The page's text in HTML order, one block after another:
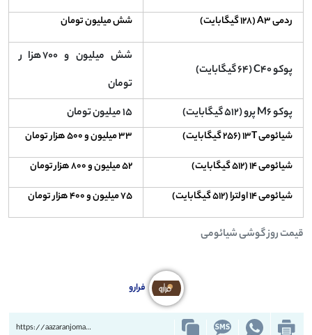
قیمت روز گوشی شیائومی
ردمی A۳ (۱۲۸ گیگابایت)
شش میلیون تومان
پوکو C۴۰ (۶۴ گیگابایت)
شش میلیون و ۷۰۰ هزار
تومان
پوکو M۶ پرو (۵۱۲ گیگابایت)
۱۵ میلیون تومان
شیائومی ۱۳T (۲۵۶ گیگابایت)
۳۳ میلیون و ۵۰۰ هزار تومان
شیائومی ۱۴ (۵۱۲ گیگابایت)
۵۲ میلیون و ۸۰۰ هزار تومان
شیائومی ۱۴ اولترا (۵۱۲ گیگابایت)
۷۵ میلیون و ۴۰۰ هزار تومان
فرارو
https://aazaranjoman.ir/?p=75374